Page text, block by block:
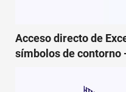
Acceso directo de
símbolos de contorno